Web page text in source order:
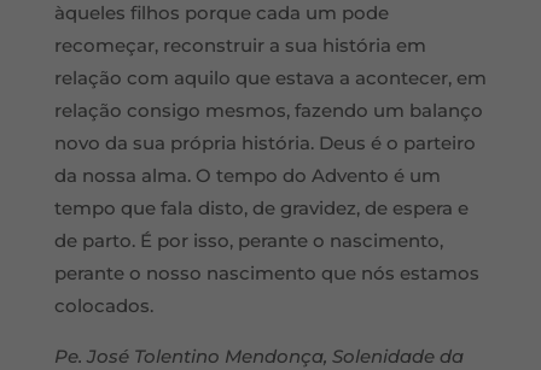
àqueles filhos porque cada um pode
recomeçar, reconstruir a sua história em
relação com aquilo que estava a acontecer, em
relação consigo mesmos, fazendo um balanço
novo da sua própria história. Deus é o parteiro
da nossa alma. O tempo do Advento é um
tempo que fala disto, de gravidez, de espera e
de parto. É por isso, perante o nascimento,
perante o nosso nascimento que nós estamos
colocados.
Pe. José Tolentino Mendonça, Solenidade da